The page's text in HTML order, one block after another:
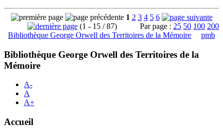
1 2 3 4 5 6
(1 - 15 / 87)
Par page : 25 50 100 200
Bibliothèque George Orwell des Territoires de la Mémoire
pmb
Bibliothèque George Orwell des Territoires de la
Mémoire
A-
A
A+
Accueil